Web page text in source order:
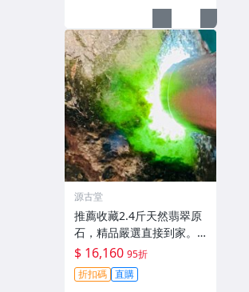
源古堂
推薦收藏2.4斤天然翡翠原
石，精品嚴選直接到家。
翡翠 原石 翡翠玉石
$ 16,160 95折
折扣碼 直購